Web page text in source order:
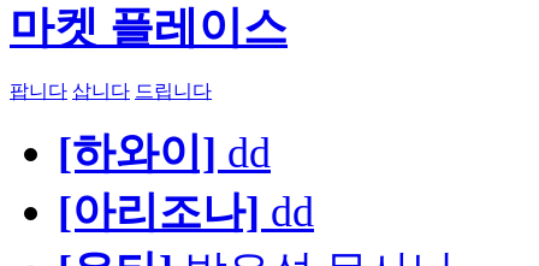
마켓 플레이스
팝니다 삽니다 드립니다
[하와이] dd
[아리조나] dd